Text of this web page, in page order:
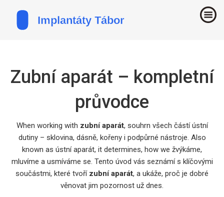
Zubní aparát – kompletní
průvodce
When working with zubní aparát, souhrn všech částí ústní
dutiny – sklovina, dásně, kořeny i podpůrné nástroje. Also
known as ústní aparát, it determines, how we žvýkáme,
mluvíme a usmíváme se. Tento úvod vás seznámí s klíčovými
součástmi, které tvoří zubní aparát, a ukáže, proč je dobré
věnovat jim pozornost už dnes.